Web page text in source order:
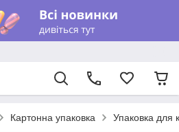
Картонна упаковка Упаковка для